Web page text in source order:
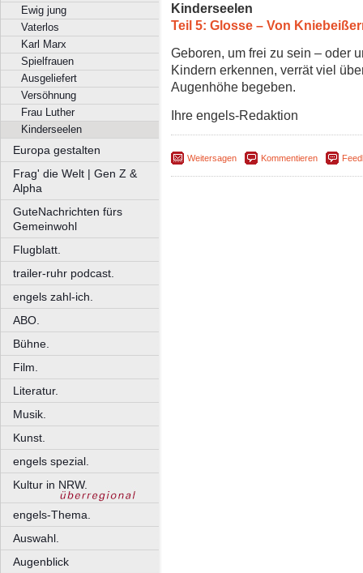
Ewig jung
Vaterlos
Karl Marx
Spielfrauen
Ausgeliefert
Versöhnung
Frau Luther
Kinderseelen
Europa gestalten
Frag' die Welt | Gen Z &
Alpha
GuteNachrichten fürs
Gemeinwohl
Flugblatt.
trailer-ruhr podcast.
engels zahl-ich.
ABO.
Bühne.
Film.
Literatur.
Musik.
Kunst.
engels spezial.
Kultur in NRW.
engels-Thema.
Auswahl.
Augenblick
Kinderseelen
Teil 5: Glosse – Von
Geboren, um frei zu sein – oder
Kindern erkennen, verrät viel
Augenhöhe begeben.
Ihre engels-Redaktion
Weitersagen Kommentieren